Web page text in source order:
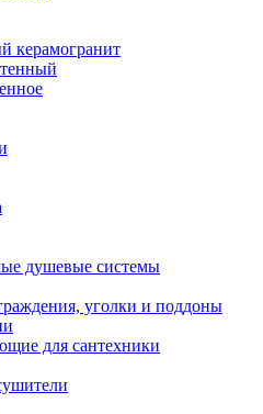
керамогранит
душевые системы
уголки и поддоны
для сантехники